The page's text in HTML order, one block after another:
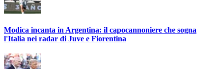
Modica incanta in Argentina: il capocannoniere che sogna
l'Italia nei radar di Juve e Fiorentina